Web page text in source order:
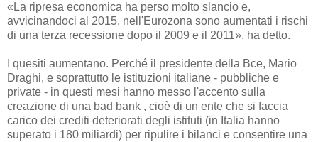
«La ripresa economica ha perso molto slancio e,
avvicinandoci al 2015, nell'Eurozona sono aumentati i rischi
di una terza recessione dopo il 2009 e il 2011», ha detto.
I quesiti aumentano. Perché il presidente della Bce, Mario
Draghi, e soprattutto le istituzioni italiane - pubbliche e
private - in questi mesi hanno messo l'accento sulla
creazione di una bad bank , cioè di un ente che si faccia
carico dei crediti deteriorati degli istituti (in Italia hanno
superato i 180 miliardi) per ripulire i bilanci e consentire una